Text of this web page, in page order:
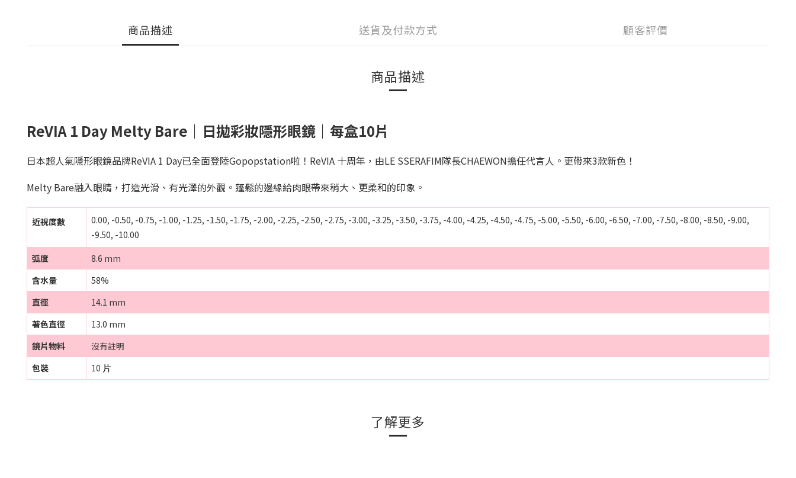
商品描述 送貨及付款方式 顧客評價
商品描述
ReVIA 1 Day Melty Bare｜日拋彩妝隱形眼鏡｜每盒10片
日本超人氣隱形眼鏡品牌ReVIA 1 Day已全面登陸Gopopstation啦！ReVIA 十周年，由LE SSERAFIM隊長CHAEWON擔任代言人。更帶來3款新色！
Melty Bare融入眼睛，打造光滑、有光澤的外觀。蓬鬆的邊緣給肉眼帶來稍大、更柔和的印象。
近視度數
0.00, -0.50, -0.75, -1.00, -1.25, -1.50, -1.75, -2.00, -2.25, -2.50, -2.75, -3.00, -3.25, -3.50, -3.75, -4.00, -4.25, -4.50, -4.75, -5.00, -5.50, -6.00, -6.50, -7.00, -7.50, -8.00, -8.50, -9.00,
-9.50, -10.00
弧度
8.6 mm
含水量
58%
直徑
14.1 mm
著色直徑
13.0 mm
鏡片物料
沒有註明
包裝
10 片
了解更多